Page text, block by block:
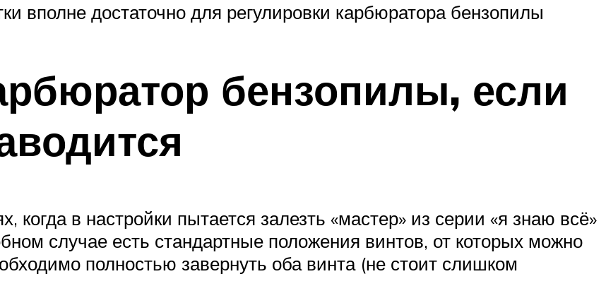
вполне достаточно для регулировки карбюратора бензопилы
бензопилы, если
когда в настройки пытается залезть «мастер» из серии «я знаю всё»
случае есть стандартные положения винтов, от которых можно
полностью завернуть оба винта (не стоит слишком